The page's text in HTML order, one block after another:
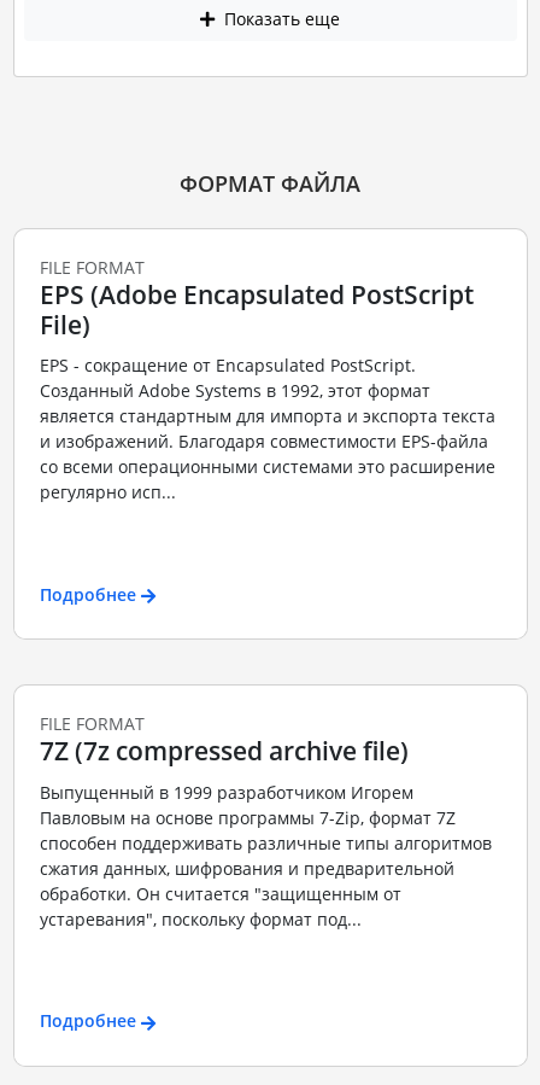
Показать еще
ФОРМАТ ФАЙЛА
FILE FORMAT
EPS (Adobe Encapsulated PostScript
File)
EPS - сокращение от Encapsulated PostScript.
Созданный Adobe Systems в 1992, этот формат
является стандартным для импорта и экспорта текста
и изображений. Благодаря совместимости EPS-файла
со всеми операционными системами это расширение
регулярно исп...
Подробнее
FILE FORMAT
7Z (7z compressed archive file)
Выпущенный в 1999 разработчиком Игорем
Павловым на основе программы 7-Zip, формат 7Z
способен поддерживать различные типы алгоритмов
сжатия данных, шифрования и предварительной
обработки. Он считается "защищенным от
устаревания", поскольку формат под...
Подробнее